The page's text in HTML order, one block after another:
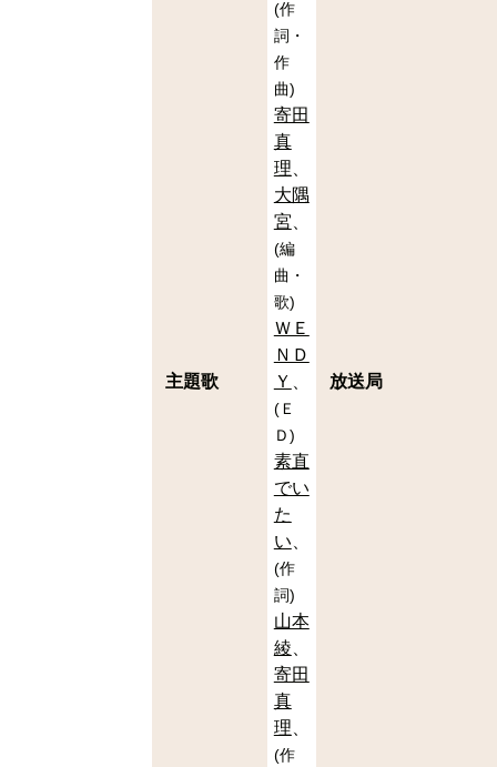
主題歌
(作
詞・
作
曲)
寄田
真
理
大隅
宮
(編
曲・
歌)
ＷＥ
ＮＤ
Ｙ
(Ｅ
Ｄ )
素直
でい
た
い
(作
詞 )
山本
綾
寄田
真
理
(作
放送局